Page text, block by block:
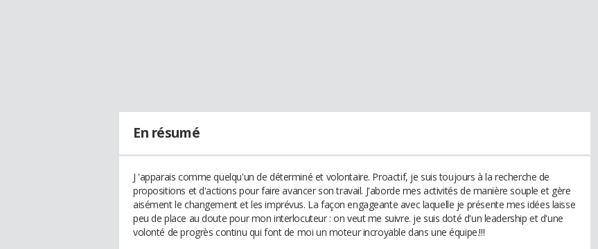
En résumé
J 'apparais comme quelqu'un de déterminé et volontaire. Proactif, je suis toujours à la recherche de
propositions et d'actions pour faire avancer son travail. J'aborde mes activités de manière souple et gère
aisément le changement et les imprévus. La façon engageante avec laquelle je présente mes idées laisse
peu de place au doute pour mon interlocuteur : on veut me suivre. je suis doté d'un leadership et d'une
volonté de progrès continu qui font de moi un moteur incroyable dans une équipe.!!!